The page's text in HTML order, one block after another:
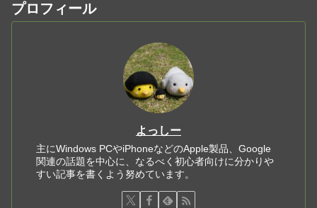
プロフィール
よっしー
主にWindows PCやiPhoneなどのApple製品、Google
関連の話題を中心に、なるべく初心者向けに分かりや
すい記事を書くよう努めています。